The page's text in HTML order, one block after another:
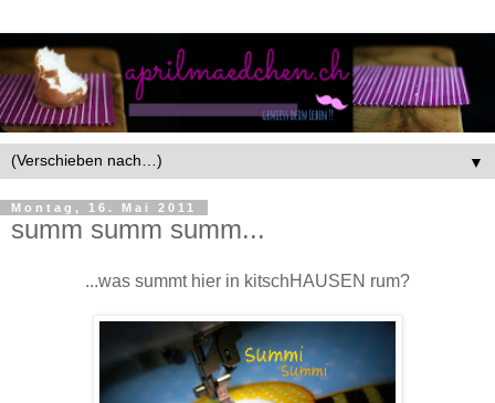
▼
Montag, 16. Mai 2011
summ summ summ...
...was summt hier in kitschHAUSEN rum?